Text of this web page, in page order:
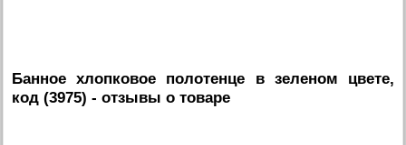
Банное хлопковое полотенце в зеленом цвете,
код (3975) - отзывы о товаре